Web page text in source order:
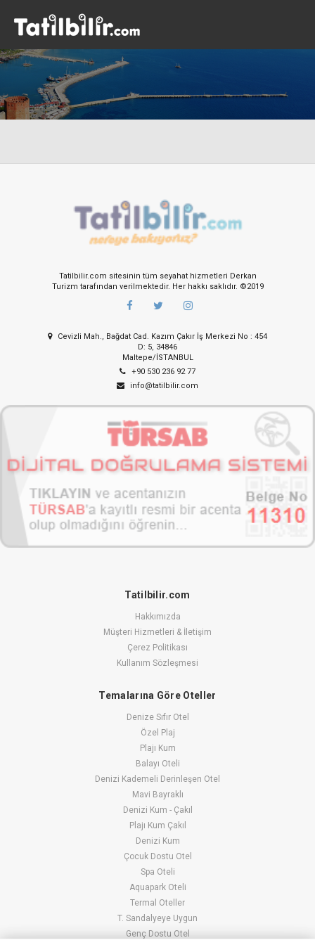
Tatilbilir.com sitesinin tüm seyahat hizmetleri Derkan
Turizm tarafından verilmektedir. Her hakkı saklıdır. ©2019
Cevizli Mah., Bağdat Cad. Kazım Çakır İş Merkezi No : 454
D: 5, 34846
Maltepe/İSTANBUL
+90 530 236 92 77
info@tatilbilir.com
Tatilbilir.com
Hakkımızda
Müşteri Hizmetleri & İletişim
Çerez Politikası
Kullanım Sözleşmesi
Temalarına Göre Oteller
Denize Sıfır Otel
Özel Plaj
Plajı Kum
Balayı Oteli
Denizi Kademeli Derinleşen Otel
Mavi Bayraklı
Denizi Kum - Çakıl
Plajı Kum Çakıl
Denizi Kum
Çocuk Dostu Otel
Spa Oteli
Aquapark Oteli
Termal Oteller
T. Sandalyeye Uygun
Genç Dostu Otel